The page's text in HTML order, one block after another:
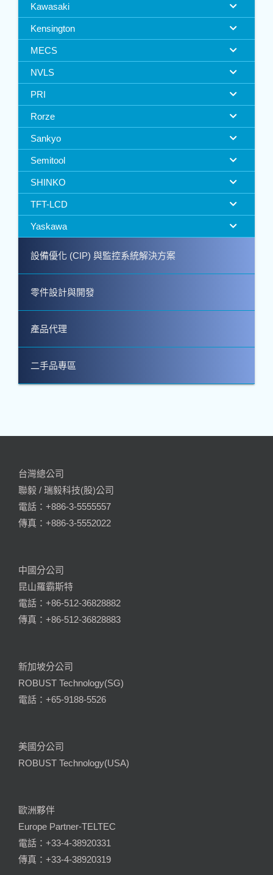
Kawasaki
Kensington
MECS
NVLS
PRI
Rorze
Sankyo
Semitool
SHINKO
TFT-LCD
Yaskawa
設備優化 (CIP) 與監控系統解決方案
零件設計與開發
產品代理
二手品專區
台灣總公司
聯毅 / 瑞毅科技(股)公司
電話：+886-3-5555557
傳真：+886-3-5552022
中國分公司
昆山羅霸斯特
電話：+86-512-36828882
傳真：+86-512-36828883
新加坡分公司
ROBUST Technology(SG)
電話：+65-9188-5526
美國分公司
ROBUST Technology(USA)
歐洲夥伴
Europe Partner-TELTEC
電話：+33-4-38920331
傳真：+33-4-38920319